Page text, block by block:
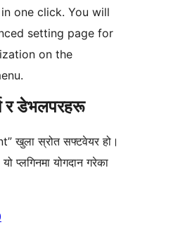
one click. You will
setting page for
on the
र डेभलपरहरू
खुला स्रोत सफ्टवेयर हो।
प्लगिनमा योगदान गरेका